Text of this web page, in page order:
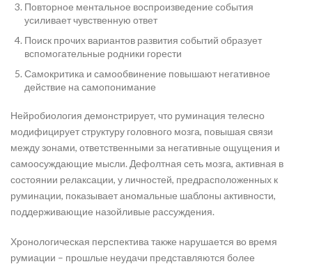
Повторное ментальное воспроизведение события
усиливает чувственную ответ
Поиск прочих вариантов развития событий образует
вспомогательные родники горести
Самокритика и самообвинение повышают негативное
действие на самопонимание
Нейробиология демонстрирует, что руминация телесно
модифицирует структуру головного мозга, повышая связи
между зонами, ответственными за негативные ощущения и
самоосуждающие мысли. Дефолтная сеть мозга, активная в
состоянии релаксации, у личностей, предрасположенных к
руминации, показывает аномальные шаблоны активности,
поддерживающие назойливые рассуждения.
Хронологическая перспектива также нарушается во время
румиации – прошлые неудачи представляются более